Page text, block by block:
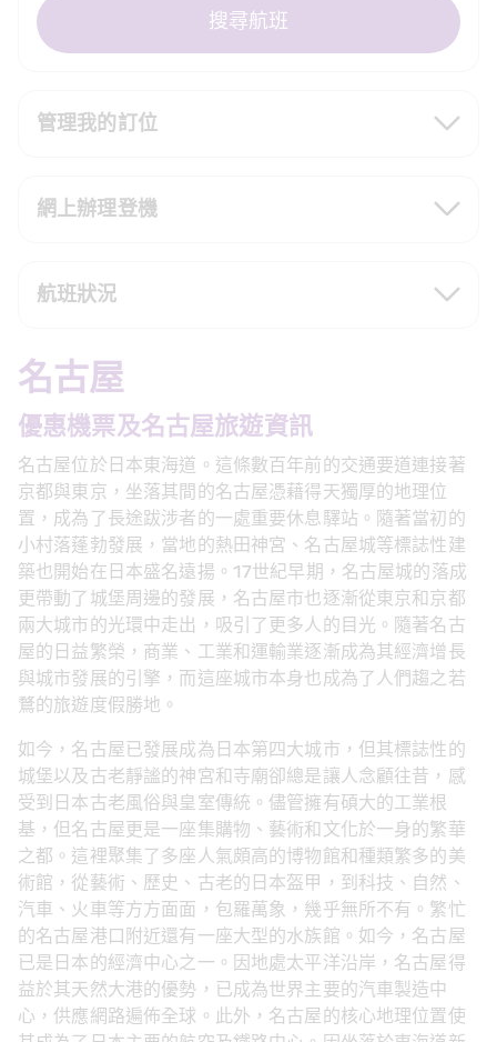
管理我的訂位
網上辦理登機
航班狀況
搜尋航班
名古屋
優惠機票及名古屋旅遊資訊
名古屋位於日本東海道。這條數百年前的交通要道連接著
京都與東京，坐落其間的名古屋憑藉得天獨厚的地理位
置，成為了長途跋涉者的一處重要休息驛站。隨著當初的
小村落蓬勃發展，當地的熱田神宮、名古屋城等標誌性建
築也開始在日本盛名遠揚。17世紀早期，名古屋城的落成
更帶動了城堡周邊的發展，名古屋市也逐漸從東京和京都
兩大城市的光環中走出，吸引了更多人的目光。隨著名古
屋的日益繁榮，商業、工業和運輸業逐漸成為其經濟增長
與城市發展的引擎，而這座城市本身也成為了人們趨之若
鶩的旅遊度假勝地。
如今，名古屋已發展成為日本第四大城市，但其標誌性的
城堡以及古老靜謐的神宮和寺廟卻總是讓人念顧往昔，感
受到日本古老風俗與皇室傳統。儘管擁有碩大的工業根
基，但名古屋更是一座集購物、藝術和文化於一身的繁華
之都。這裡聚集了多座人氣頗高的博物館和種類繁多的美
術館，從藝術、歷史、古老的日本盔甲，到科技、自然、
汽車、火車等方方面面，包羅萬象，幾乎無所不有。繁忙
的名古屋港口附近還有一座大型的水族館。如今，名古屋
已是日本的經濟中心之一。因地處太平洋沿岸，名古屋得
益於其天然大港的優勢，已成為世界主要的汽車製造中
心，供應網路遍佈全球。此外，名古屋的核心地理位置使